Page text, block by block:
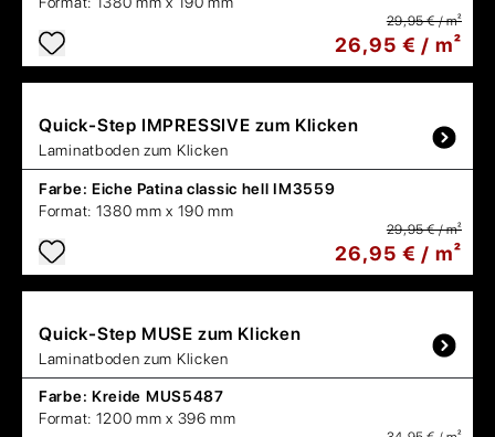
29,95 € / m²
26,95 € / m²
Quick-Step IMPRESSIVE zum Klicken
Laminatboden zum Klicken
Farbe: Eiche Patina classic hell IM3559
Format: 1380 mm x 190 mm
29,95 € / m²
26,95 € / m²
Quick-Step MUSE zum Klicken
Laminatboden zum Klicken
Farbe: Kreide MUS5487
Format: 1200 mm x 396 mm